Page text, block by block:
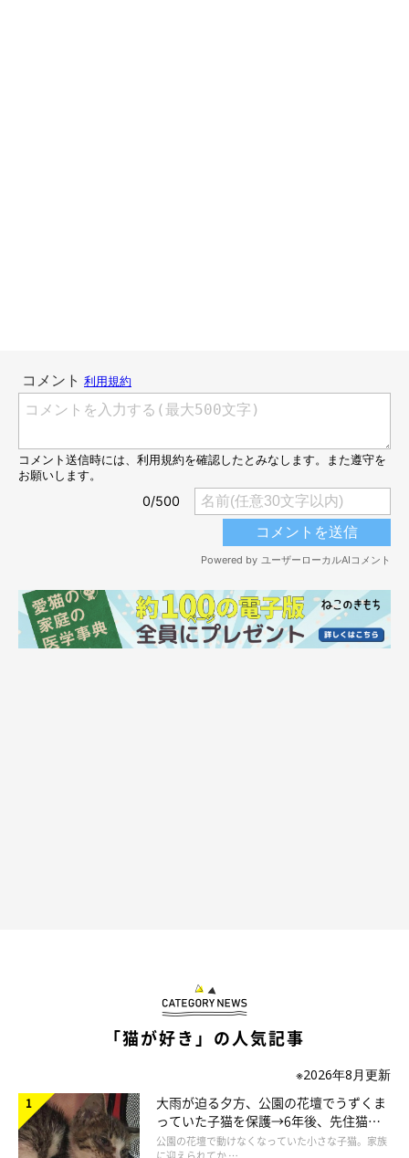
「猫が好き」の人気記事
※2026年8月更新
大雨が迫る夕方、公園の花壇でうずくま
っていた子猫を保護→6年後、先住猫
と“姉妹”のような関係に
公園の花壇で動けなくなっていた小さな子猫。家族